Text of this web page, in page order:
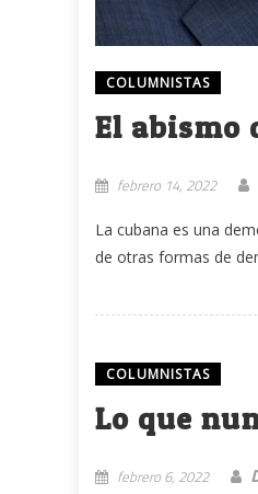
COLUMNISTAS
El abismo
febrero 14, 2022
La cubana es una
de otras formas de
COLUMNISTAS
Lo que
febrero 6, 2022